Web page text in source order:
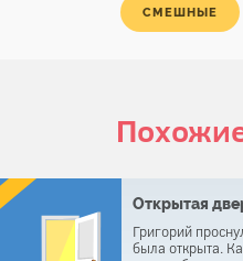
СМЕШНЫЕ
Открытая
Григорий
была открыта.